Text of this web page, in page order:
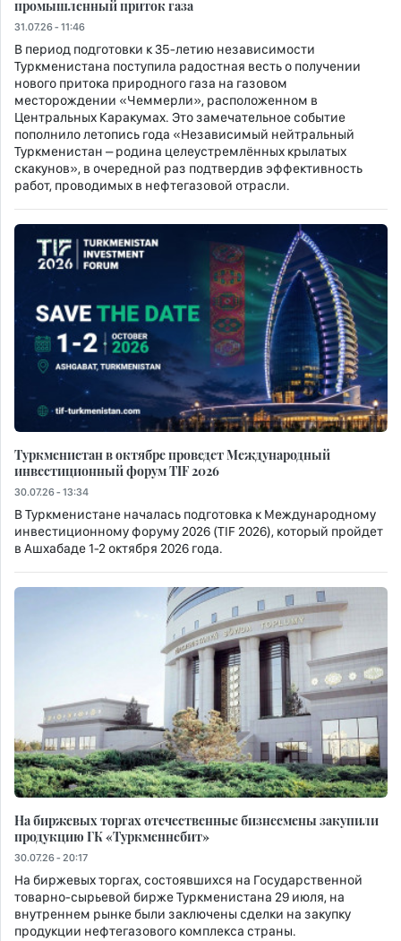
промышленный приток газа
31.07.26 - 11:46
В период подготовки к 35-летию независимости
Туркменистана поступила радостная весть о получении
нового притока природного газа на газовом
месторождении «Чеммерли», расположенном в
Центральных Каракумах. Это замечательное событие
пополнило летопись года «Независимый нейтральный
Туркменистан – родина целеустремлённых крылатых
скакунов», в очередной раз подтвердив эффективность
работ, проводимых в нефтегазовой отрасли.
Туркменистан в октябре проведет Международный
инвестиционный форум TIF 2026
30.07.26 - 13:34
В Туркменистане началась подготовка к Международному
инвестиционному форуму 2026 (TIF 2026), который пройдет
в Ашхабаде 1-2 октября 2026 года.
На биржевых торгах отечественные бизнесмены закупили
продукцию ГК «Туркменнебит»
30.07.26 - 20:17
На биржевых торгах, состоявшихся на Государственной
товарно-сырьевой бирже Туркменистана 29 июля, на
внутреннем рынке были заключены сделки на закупку
продукции нефтегазового комплекса страны.